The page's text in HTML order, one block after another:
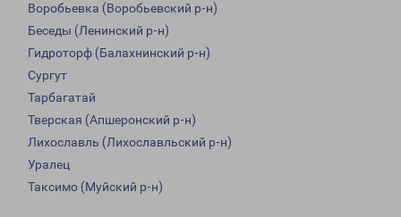
Воробьевка (Воробьевский р-н)
Беседы (Ленинский р-н)
Гидроторф (Балахнинский р-н)
Сургут
Тарбагатай
Тверская (Апшеронский р-н)
Лихославль (Лихославльский р-н)
Уралец
Таксимо (Муйский р-н)